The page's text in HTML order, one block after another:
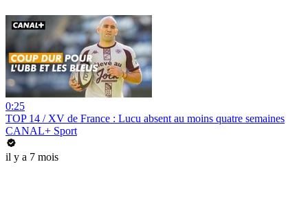
0:25
TOP 14 / XV de France : Lucu absent au moins quatre semaines
CANAL+ Sport
il y a 7 mois